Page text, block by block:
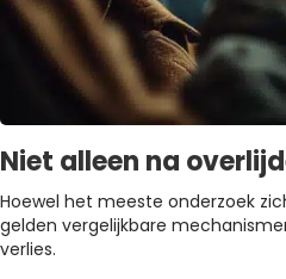
Niet alleen na
Hoewel het meeste onderzoek
gelden vergelijkbare
verlies.